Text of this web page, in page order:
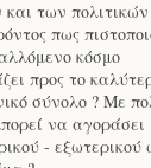
των πολιτικών
πως
κόσμο
προς το
σύνολο ? Με
να αγοράσει
- εξωτερικού